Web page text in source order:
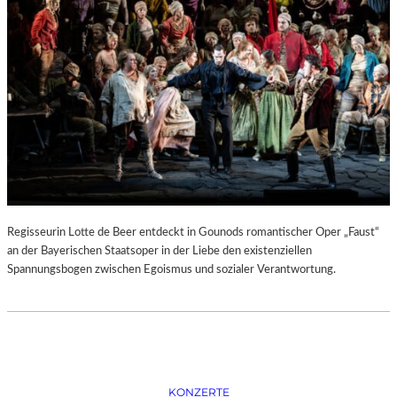
–
K
Ü
N
S
T
L
E
R
,
T
M
Regisseurin Lotte de Beer entdeckt in Gounods romantischer Oper „Faust“
an der Bayerischen Staatsoper in der Liebe den existenziellen
Spannungsbogen zwischen Egoismus und sozialer Verantwortung.
KONZERTE